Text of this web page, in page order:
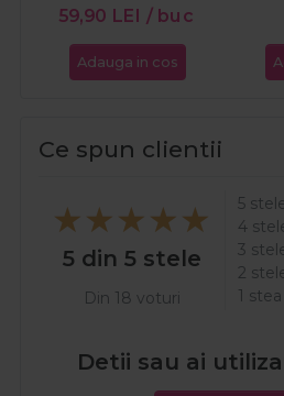
59,90 LEI / buc
Adauga in cos
Ce spun clientii
5 din 5 stele
Din 18 voturi
5
4
3
2
1 stea
Detii sau ai